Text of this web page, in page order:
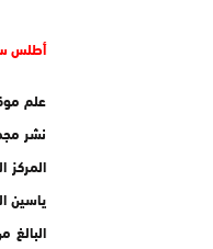
أطلس
علم
نشر
المركز